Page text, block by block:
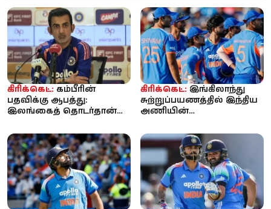
கிரிக்கெட்: கம்பீரின்
பதவிக்கு ஆபத்து:
இலங்கைத் தொடர்தான்
அதிருப்தியில் பி...
கிரிக்கெட்: இங்கிலாந்து
சுற்றுப்பயணத்தில் இந்திய
அணியின்
ஆகஸ்டில் ஆய்வு செய்யும்
...